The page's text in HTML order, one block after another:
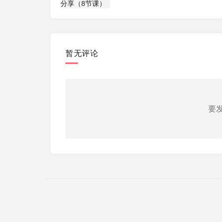
暂无评论
要